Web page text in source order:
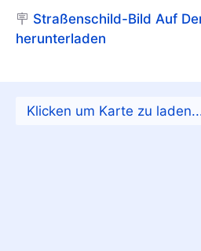
🪧 Straßenschild-Bild Auf
herunterladen